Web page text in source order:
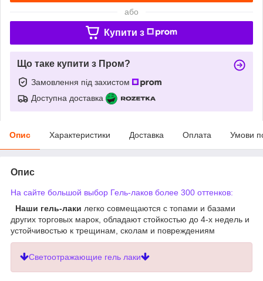
або
Купити з
Що таке купити з Пром?
Замовлення під захистом
Доступна доставка
Опис Характеристики Доставка Оплата Умови
Опис
На сайте большой выбор Гель-лаков более 300 оттенков:
Наши гель-лаки легко совмещаются с топами и базами
других торговых марок, обладают стойкостью до 4-х недель и
устойчивостью к трещинам, сколам и повреждениям
Светоотражающие гель лаки